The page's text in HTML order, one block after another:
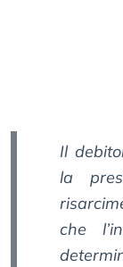
Il
la
che